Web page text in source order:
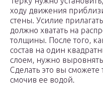
ходу движения
стены. Усилие
должно хватать на
толщины. После того,
состав на один
слоем, нужно
Сделать это вы
смочив ее водой.